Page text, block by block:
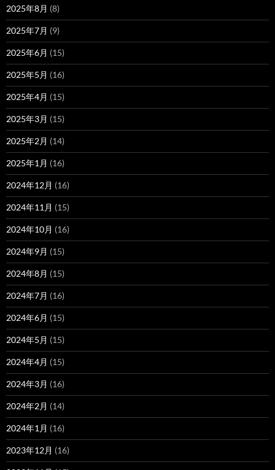
2025年8月 (8)
2025年7月 (9)
2025年6月 (15)
2025年5月 (16)
2025年4月 (15)
2025年3月 (15)
2025年2月 (14)
2025年1月 (16)
2024年12月 (16)
2024年11月 (15)
2024年10月 (16)
2024年9月 (15)
2024年8月 (15)
2024年7月 (16)
2024年6月 (15)
2024年5月 (15)
2024年4月 (15)
2024年3月 (16)
2024年2月 (14)
2024年1月 (16)
2023年12月 (16)